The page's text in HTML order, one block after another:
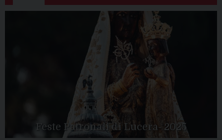
Feste Patronali di Lucera- 2025